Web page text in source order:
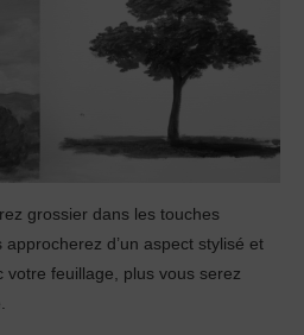
grossier dans les touches
d’un aspect stylisé et
votre feuillage, plus vous serez